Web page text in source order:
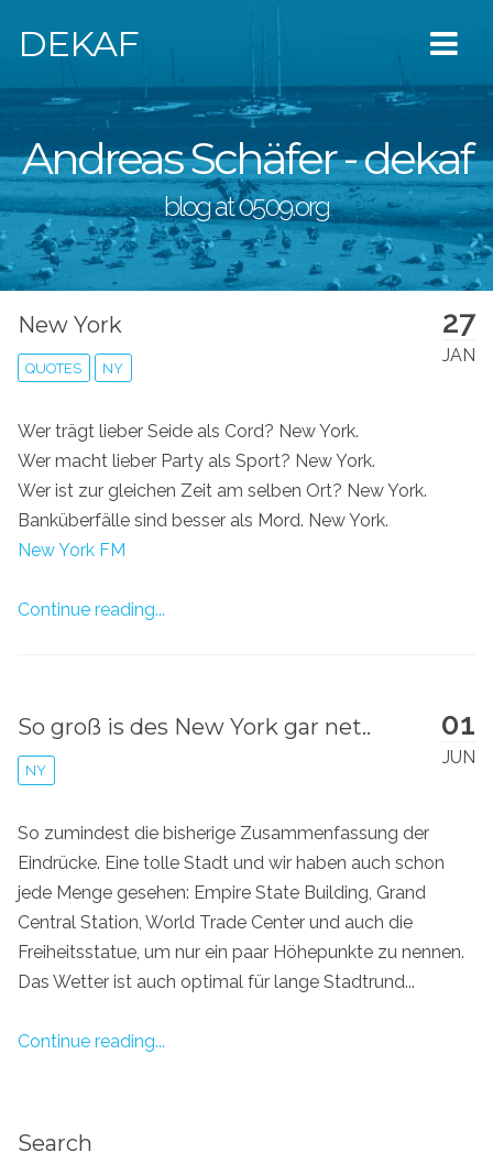
DEKAF
Andreas Schäfer - dekaf
blog at 0509.org
27
JAN
New York
QUOTES NY
Wer trägt lieber Seide als Cord? New York.
Wer macht lieber Party als Sport? New York.
Wer ist zur gleichen Zeit am selben Ort? New York.
Banküberfälle sind besser als Mord. New York.
New York FM
Continue reading...
01
JUN
So groß is des New York gar net..
NY
So zumindest die bisherige Zusammenfassung der
Eindrücke. Eine tolle Stadt und wir haben auch schon
jede Menge gesehen: Empire State Building, Grand
Central Station, World Trade Center und auch die
Freiheitsstatue, um nur ein paar Höhepunkte zu nennen.
Das Wetter ist auch optimal für lange Stadtrund...
Continue reading...
Search